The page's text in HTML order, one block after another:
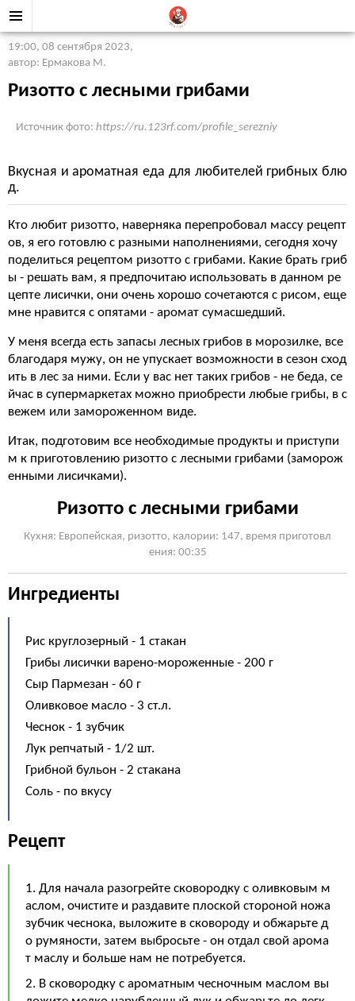
19:00, 08 сентября 2023,
автор: Ермакова М.
Ризотто с лесными грибами
Источник фото: https://ru.123rf.com/profile_serezniy
Вкусная и ароматная еда для любителей грибных блю
д.
Кто любит ризотто, наверняка перепробовал массу рецепт
ов, я его готовлю с разными наполнениями, сегодня хочу
поделиться рецептом ризотто с грибами. Какие брать гриб
ы - решать вам, я предпочитаю использовать в данном ре
цепте лисички, они очень хорошо сочетаются с рисом, еще
мне нравится с опятами - аромат сумасшедший.
У меня всегда есть запасы лесных грибов в морозилке, все
благодаря мужу, он не упускает возможности в сезон сход
ить в лес за ними. Если у вас нет таких грибов - не беда, се
йчас в супермаркетах можно приобрести любые грибы, в с
вежем или замороженном виде.
Итак, подготовим все необходимые продукты и приступи
м к приготовлению ризотто с лесными грибами (заморож
енными лисичками).
Ризотто с лесными грибами
Кухня: Европейская, ризотто, калории: 147, время приготовл
ения: 00:35
Ингредиенты
Рис круглозерный - 1 стакан
Грибы лисички варено-мороженные - 200 г
Сыр Пармезан - 60 г
Оливковое масло - 3 ст.л.
Чеснок - 1 зубчик
Лук репчатый - 1/2 шт.
Грибной бульон - 2 стакана
Соль - по вкусу
Рецепт
1. Для начала разогрейте сковородку с оливковым м
аслом, очистите и раздавите плоской стороной ножа
зубчик чеснока, выложите в сковороду и обжарьте д
о румяности, затем выбросьте - он отдал свой арома
т маслу и больше нам не потребуется.
2. В сковородку с ароматным чесночным маслом вы